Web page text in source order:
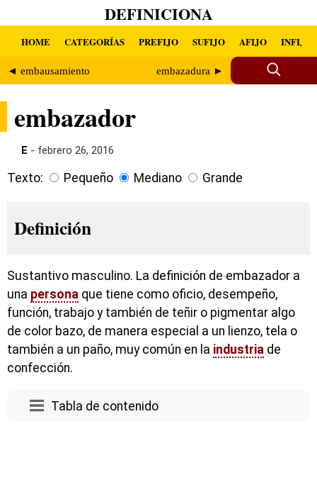
DEFINICIONA
HOME CATEGORÍAS PREFIJO SUFIJO AFIJO INFIJO
◄ embausamiento embazadura ►
embazador
E - febrero 26, 2016
Texto: Pequeño Mediano Grande
Definición
Sustantivo masculino. La definición de embazador a
una persona que tiene como oficio, desempeño,
función, trabajo y también de teñir o pigmentar algo
de color bazo, de manera especial a un lienzo, tela o
también a un paño, muy común en la industria de
confección.
Tabla de contenido